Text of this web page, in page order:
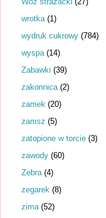
wrotka (1)
wydruk cukrowy (784)
wyspa (14)
Zabawki (39)
zakonnica (2)
zamek (20)
zamsz (5)
zatopione w torcie (3)
zawody (60)
Zebra (4)
zegarek (8)
zima (52)